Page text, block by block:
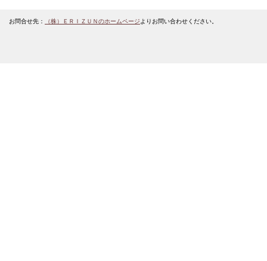
お問合せ先： （株）ＥＲＩＺＵＮのホームページよりお問い合わせください。